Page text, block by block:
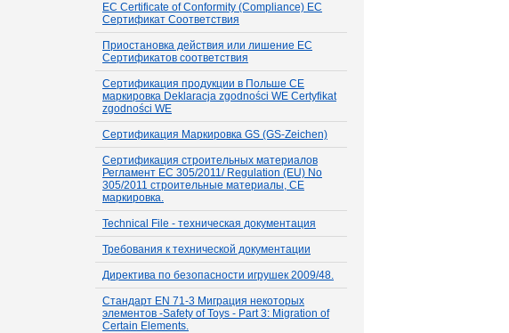
EC Certificate of Conformity (Compliance) ЕС
Сертификат Соответствия
Приостановка действия или лишение ЕС
Сертификатов соответствия
Сертификация продукции в Польше СЕ
маркировка Deklaracja zgodności WE Certyfikat
zgodności WE
Сертификация Маркировка GS (GS-Zeichen)
Сертификация строительных материалов
Регламент ЕС 305/2011/ Regulation (EU) No
305/2011 строительные материалы, СЕ
маркировка.
Technical File - техническая документация
Требования к технической документации
Директива по безопасности игрушек 2009/48.
Стандарт EN 71-3 Миграция некоторых
элементов -Safety of Toys - Part 3: Migration of
Certain Elements.